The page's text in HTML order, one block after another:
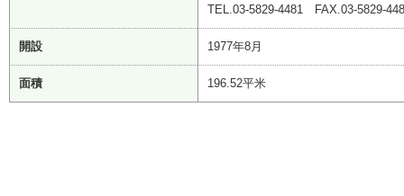
TEL.03-5829-4481 FAX.03-5829-
開設 1977年8月
面積 196.52平米